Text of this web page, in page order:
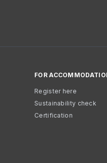
FOR
Register here
Sustainability check
Certification